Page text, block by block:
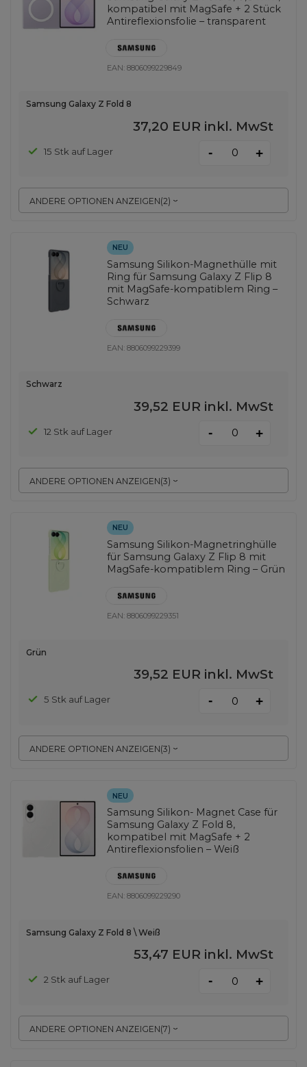
kompatibel mit MagSafe + 2 Stück
Antireflexionsfolie – transparent
EAN:8806099229849
ANDERE OPTIONEN ANZEIGEN(2)
Samsung Galaxy Z Fold 8
37,20 EUR inkl. MwSt
15 Stk auf Lager - +
NEU
Samsung Silikon-Magnethülle mit
Ring für Samsung Galaxy Z Flip 8
mit MagSafe-kompatiblem Ring –
Schwarz
EAN:8806099229399
ANDERE OPTIONEN ANZEIGEN(3)
Schwarz
39,52 EUR inkl. MwSt
12 Stk auf Lager - +
NEU
Samsung Silikon-Magnetringhülle
für Samsung Galaxy Z Flip 8 mit
MagSafe-kompatiblem Ring – Grün
EAN:8806099229351
ANDERE OPTIONEN ANZEIGEN(3)
Grün
39,52 EUR inkl. MwSt
5 Stk auf Lager - +
NEU
Samsung Silikon- Magnet Case für
Samsung Galaxy Z Fold 8,
kompatibel mit MagSafe + 2
Antireflexionsfolien – Weiß
EAN:8806099229290
ANDERE OPTIONEN ANZEIGEN(7)
Samsung Galaxy Z Fold 8 \ Weiß
53,47 EUR inkl. MwSt
2 Stk auf Lager - +